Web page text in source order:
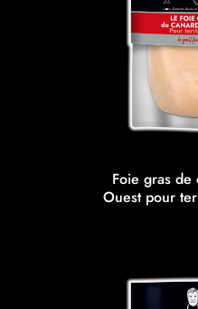
Foie gras de
Ouest pour